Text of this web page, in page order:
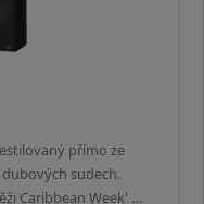
přímo ze
sudech.
Caribbean Week' …